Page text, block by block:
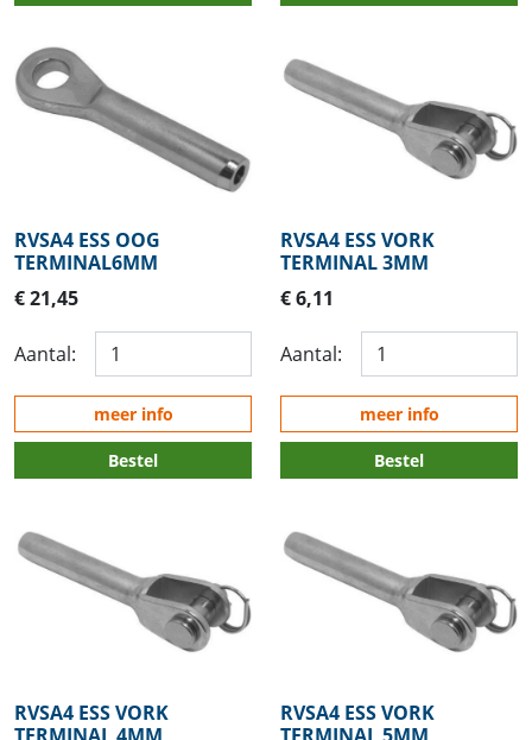
RVSA4 ESS OOG
TERMINAL6MM
€ 21,45
Aantal:
meer info
Bestel
RVSA4 ESS VORK
TERMINAL 3MM
€ 6,11
Aantal:
meer info
Bestel
RVSA4 ESS VORK
RVSA4 ESS VORK